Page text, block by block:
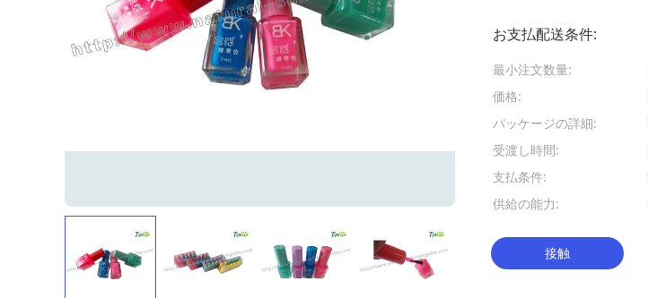
お支払配送条件:
最小注文数量:
価格:
パッケージの詳細:
受渡し時間:
支払条件:
供給の能力:
接触